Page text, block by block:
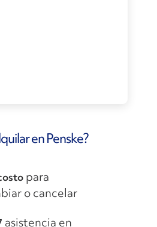
en Penske?
para
o cancelar
asistencia en